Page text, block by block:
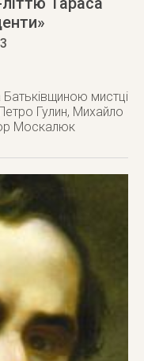
Батьківщиною мистці
Гулин, Михайло
Москалюк